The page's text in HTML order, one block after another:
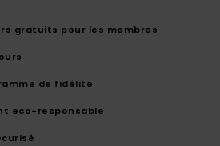
gratuits pour les membres
de fidélité
eco-responsable